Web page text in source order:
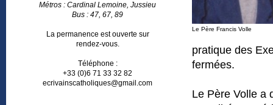
Métros : Cardinal Lemoine, Jussieu
Bus : 47, 67, 89
La permanence est ouverte sur
rendez-vous.
Téléphone :
+33 (0)6 71 33 32 82
ecrivainscatholiques@gmail.com
Le Père Francis Volle
pratique des
fermées.
Le Père Volle a